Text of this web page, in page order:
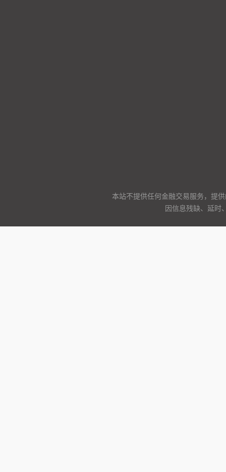
本站不提供任何金融交易服务，提
因信息残缺、延时